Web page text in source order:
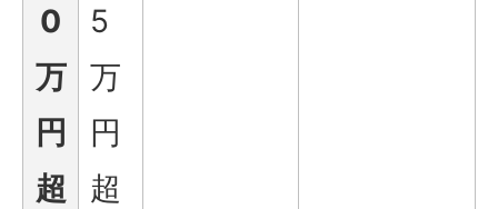
0
万
円
超
5
万
円
超